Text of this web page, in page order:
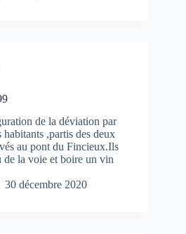
de la déviation par
,partis des deux
au pont du Fincieux.Ils
la voie et boire un vin
30 décembre 2020